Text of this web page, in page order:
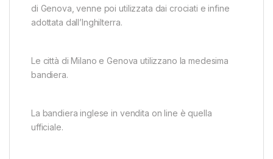
di Genova, venne poi utilizzata dai crociati e infine
adottata dall’Inghilterra.
Le città di Milano e Genova utilizzano la medesima
bandiera.
La bandiera inglese in vendita on line è quella
ufficiale.